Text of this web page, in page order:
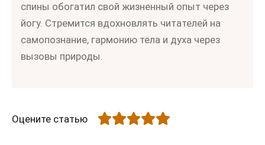
спины обогатил свой жизненный опыт через
йогу. Стремится вдохновлять читателей на
самопознание, гармонию тела и духа через
вызовы природы.
Оцените статью